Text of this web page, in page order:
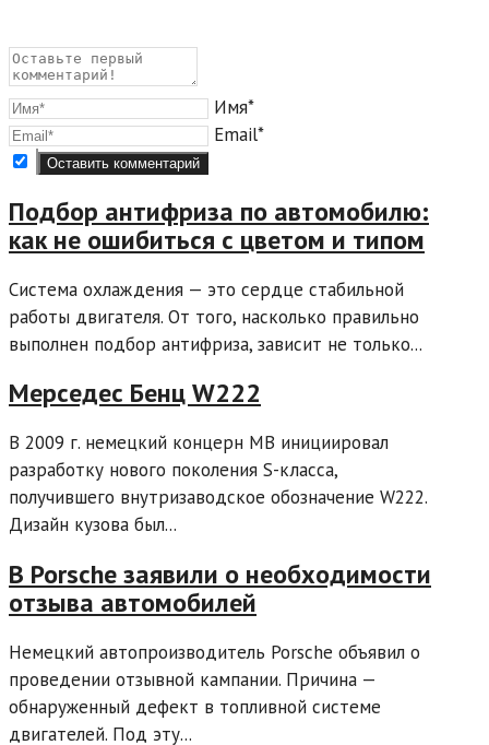
Имя*
Email*
Подбор антифриза по автомобилю:
как не ошибиться с цветом и типом
Система охлаждения — это сердце стабильной
работы двигателя. От того, насколько правильно
выполнен подбор антифриза, зависит не только...
Мерседес Бенц W222
В 2009 г. немецкий концерн MB инициировал
разработку нового поколения S-класса,
получившего внутризаводское обозначение W222.
Дизайн кузова был...
В Porsche заявили о необходимости
отзыва автомобилей
Немецкий автопроизводитель Porsche объявил о
проведении отзывной кампании. Причина —
обнаруженный дефект в топливной системе
двигателей. Под эту...